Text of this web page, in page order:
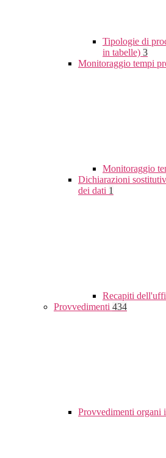
Tipologie di
in tabelle) 3
Monitoraggio tempi
Monitoraggio
Dichiarazioni
dei dati 1
Recapiti
Provvedimenti 434
Provvedimenti organi